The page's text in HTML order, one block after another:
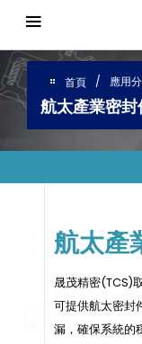
首頁 應用
航太產業密封
航太產
晟茂精密(TCS)
可提供航太密封
漏，確保系統的